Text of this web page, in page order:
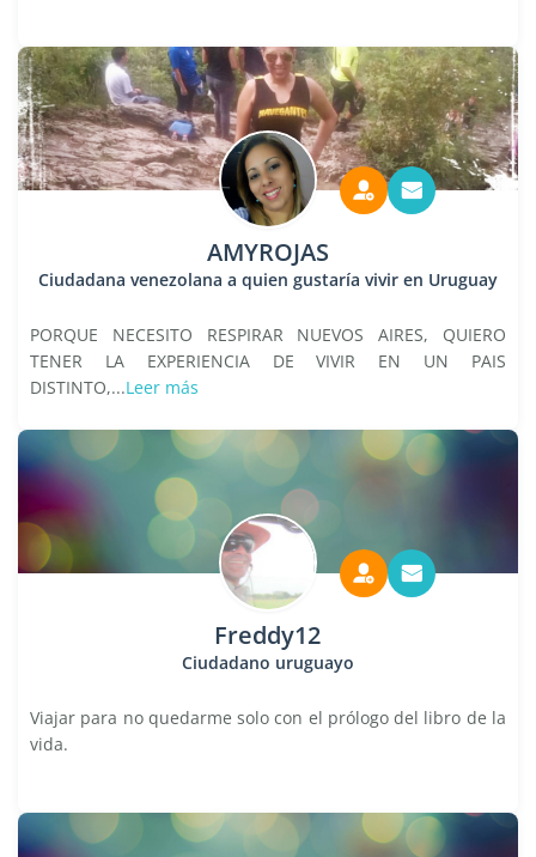
AMYROJAS
Ciudadana venezolana a quien gustaría vivir en Uruguay
PORQUE NECESITO RESPIRAR NUEVOS AIRES, QUIERO
TENER LA EXPERIENCIA DE VIVIR EN UN PAIS
DISTINTO,...Leer más
Freddy12
Ciudadano uruguayo
Viajar para no quedarme solo con el prólogo del libro de la
vida.